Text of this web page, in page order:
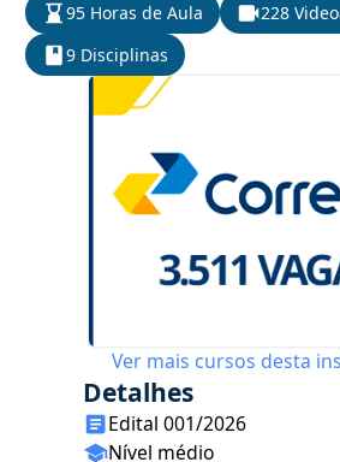
95 Horas de Aula
228
9 Disciplinas
Ver mais cursos desta
Detalhes
Edital 001/2026
Nível médio